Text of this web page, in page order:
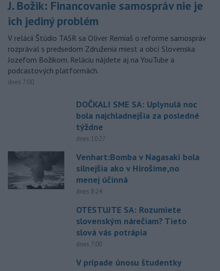
J. Božik: Financovanie samospráv nie je
ich jediný problém
V relácii Štúdio TASR sa Oliver Remiaš o reforme samospráv
rozprával s predsedom Združenia miest a obcí Slovenska
Jozefom Božikom. Reláciu nájdete aj na YouTube a
podcastových platformách.
dnes 7:00
DOČKALI SME SA: Uplynulá noc
bola najchladnejšia za posledné
týždne
dnes 10:27
Venhart:Bomba v Nagasaki bola
silnejšia ako v Hirošime,no
menej účinná
dnes 8:24
OTESTUJTE SA: Rozumiete
slovenským nárečiam? Tieto
slová vás potrápia
dnes 7:00
V prípade únosu študentky